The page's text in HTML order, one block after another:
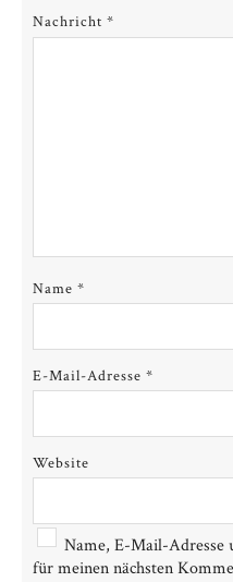
Nachricht *
Name *
E-Mail-Adresse *
Website
Name, E-Mail-Adresse
für meinen nächsten